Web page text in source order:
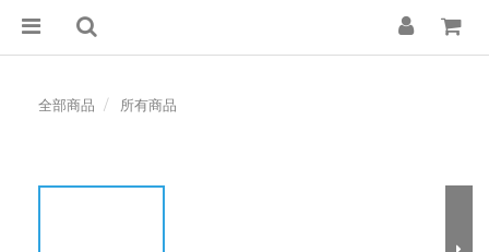
全部商品 所有商品